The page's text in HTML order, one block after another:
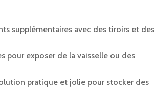
supplémentaires avec des tiroirs et des
pour exposer de la vaisselle ou des
pratique et jolie pour stocker des